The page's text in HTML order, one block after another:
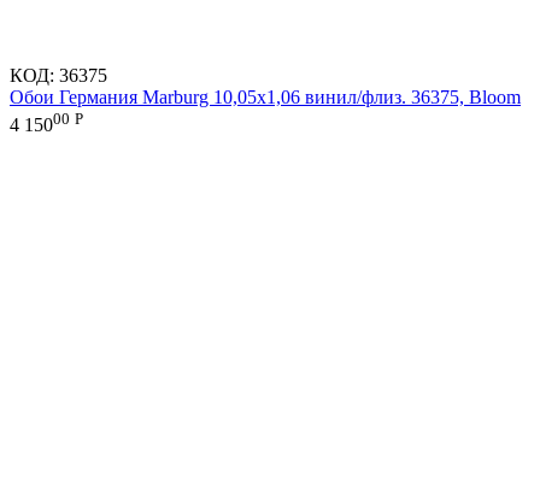
КОД: 36375
Обои Германия Marburg 10,05x1,06 винил/флиз. 36375, Bloom
4 15000 Р